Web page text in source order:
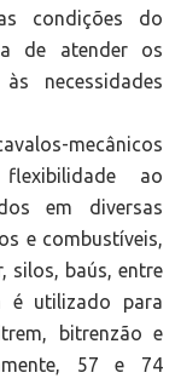
condições do
de atender os
necessidades
mecânicos
ao
em diversas
e combustíveis,
silos, baús, entre
é utilizado para
bitrenzão e
57 e 74